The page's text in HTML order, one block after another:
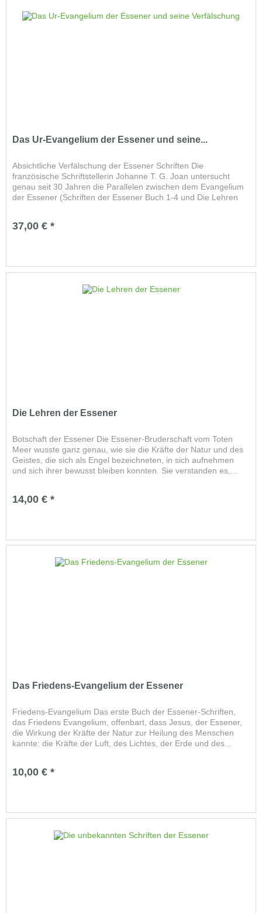
Das Ur-Evangelium der Essener und seine...
Absichtliche Verfälschung der Essener Schriften Die
französische Schriftstellerin Johanne T. G. Joan untersucht
genau seit 30 Jahren die Parallelen zwischen dem Evangelium
der Essener (Schriften der Essener Buch 1-4 und Die Lehren
37,00 € *
Die Lehren der Essener
Botschaft der Essener Die Essener-Bruderschaft vom Toten
Meer wusste ganz genau, wie sie die Kräfte der Natur und des
Geistes, die sich als Engel bezeichneten, in sich aufnehmen
und sich ihrer bewusst bleiben konnten. Sie verstanden es,...
14,00 € *
Das Friedens-Evangelium der Essener
Friedens-Evangelium Das erste Buch der Essener-Schriften,
das Friedens Evangelium, offenbart, dass Jesus, der Essener,
die Wirkung der Kräfte der Natur zur Heilung des Menschen
kannte: die Kräfte der Luft, des Lichtes, der Erde und des...
10,00 € *